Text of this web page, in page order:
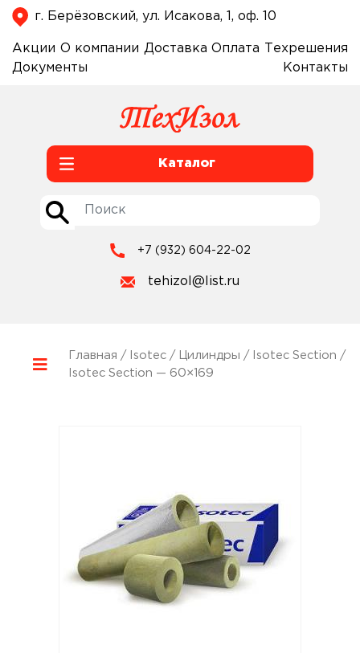
г. Берёзовский, ул. Исакова, 1, оф. 10
Акции О компании Доставка Оплата
Техрешения
Документы
Контакты
Каталог
+7 (932) 604-22-02
tehizol@list.ru
Главная / Isotec/ Цилиндры / Isotec Section /
Isotec Section — 60×169